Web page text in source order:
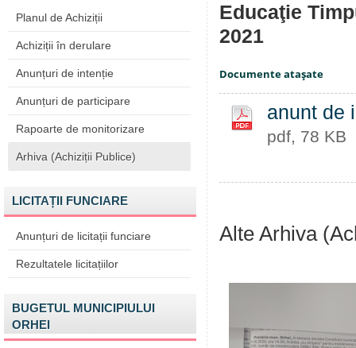
Planul de Achiziții
Achiziții în derulare
Anunțuri de intenție
Anunțuri de participare
Rapoarte de monitorizare
Arhiva (Achiziții Publice)
LICITAȚII FUNCIARE
Anunțuri de licitații funciare
Rezultatele licitațiilor
BUGETUL MUNICIPIULUI
ORHEI
Educaţie
2021
Documente ataşate
anunt de
pdf, 78 KB
Alte Arhiva